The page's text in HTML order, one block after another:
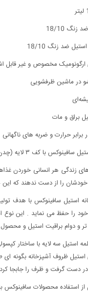
18/10
ضد زنگ 18/10
مخصوص و غیر قابل
در ماشین ظرفشویی
براق و مات
برابر حرارت و ضربه های ناگهانی
حرارت به صورت یکنواخت پخش شود برخلاف ظروف استیل معمولی غذا در این ظروف نمی سوزد و ته نمیگیرد.
زندگی هر انسانی خوردن
را از دست ندهند که این
دوام براقیت استیل و محصول
استیل سه لایه با ساختار
ظروف آشپزخانه بگونه
دست گرفت و ظرف را جابجا
استفاده محصولات سافینوکس